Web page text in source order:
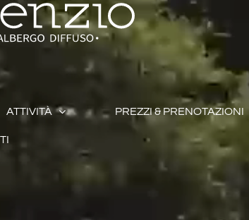
ATTIVITÀ PREZZI & PRENOTAZIONI